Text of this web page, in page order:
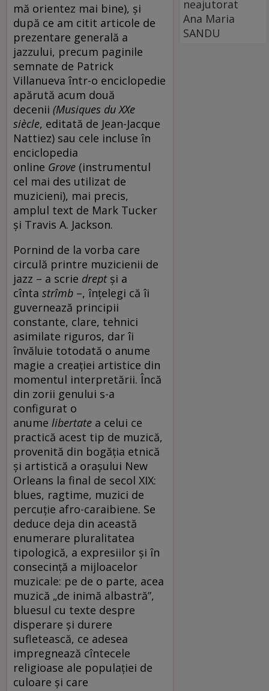
mă orientez mai bine), și
după ce am citit articole de
prezentare generală a
jazzului, precum paginile
semnate de Patrick
Villanueva într-o enciclopedie
apărută acum două
decenii (Musiques du XXe
siècle, editată de Jean-Jacque
Nattiez) sau cele incluse în
enciclopedia
online Grove (instrumentul
cel mai des utilizat de
muzicieni), mai precis,
amplul text de Mark Tucker
și Travis A. Jackson.
Pornind de la vorba care
circulă printre muzicienii de
jazz – a scrie dreptși a
cînta strîmb –, înțelegi că îi
guvernează principii
constante, clare, tehnici
asimilate riguros, dar îi
învăluie totodată o anume
magie a creației artistice din
momentul interpretării. Încă
din zorii genului s-a
configurat o
anume libertate a celui ce
practică acest tip de muzică,
provenită din bogăția etnică
și artistică a orașului New
Orleans la final de secol XIX:
blues, ragtime, muzici de
percuție afro-caraibiene. Se
deduce deja din această
enumerare pluralitatea
tipologică, a expresiilor și în
consecință a mijloacelor
muzicale: pe de o parte, acea
muzică „de inimă albastră”,
bluesul cu texte despre
disperare și durere
sufletească, ce adesea
impregnează cîntecele
religioase ale populației de
culoare și care
neajutorat
Ana Maria
SANDU